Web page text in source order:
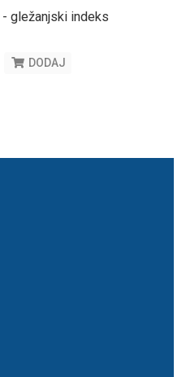
gležanjski indeks
DODAJ